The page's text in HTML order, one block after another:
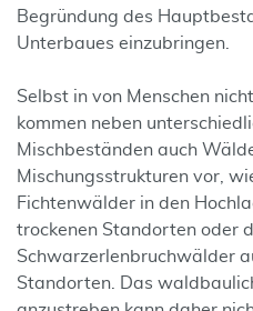
Begründung des
Unterbaues einzubringen.
Selbst in von Menschen
kommen neben
Mischbeständen auch
Mischungsstrukturen vor,
Fichtenwälder in den
trockenen Standorten oder
Schwarzerlenbruchwälder
Standorten. Das